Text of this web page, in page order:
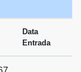
Data
Entrada